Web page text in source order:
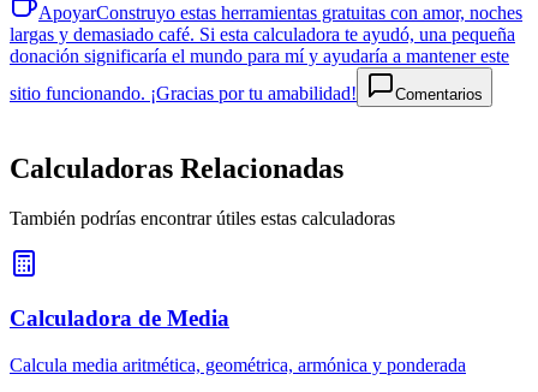
ApoyarConstruyo estas herramientas gratuitas con amor, noches
largas y demasiado café. Si esta calculadora te ayudó, una pequeña
donación significaría el mundo para mí y ayudaría a mantener este
sitio funcionando. ¡Gracias por tu amabilidad!
Comentarios
Calculadoras Relacionadas
También podrías encontrar útiles estas calculadoras
Calculadora de Media
Calcula media aritmética, geométrica, armónica y ponderada